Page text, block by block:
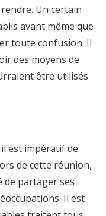
Un certain
avant même que
toute confusion. Il
des moyens de
être utilisés
est impératif de
de cette réunion,
partager ses
Il est